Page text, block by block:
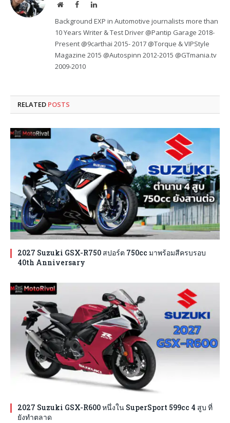
WebsiteFacebookLinkedIn
Background EXP in Automotive journalists more than
10 Years Writer & Test Driver @Pantip Garage 2018-
Present @9carthai 2015- 2017 @Torque & VIPStyle
Magazine 2015 @Autospinn 2012-2015 @GTmania.tv
2009-2010
RELATED POSTS
2027 Suzuki GSX-R750 สปอร์ต 750cc มาพร้อมสีครบรอบ
40th Anniversary
2027 Suzuki GSX-R600 หนึ่งใน SuperSport 599cc 4 สูบ ที่
ยังทำตลาด